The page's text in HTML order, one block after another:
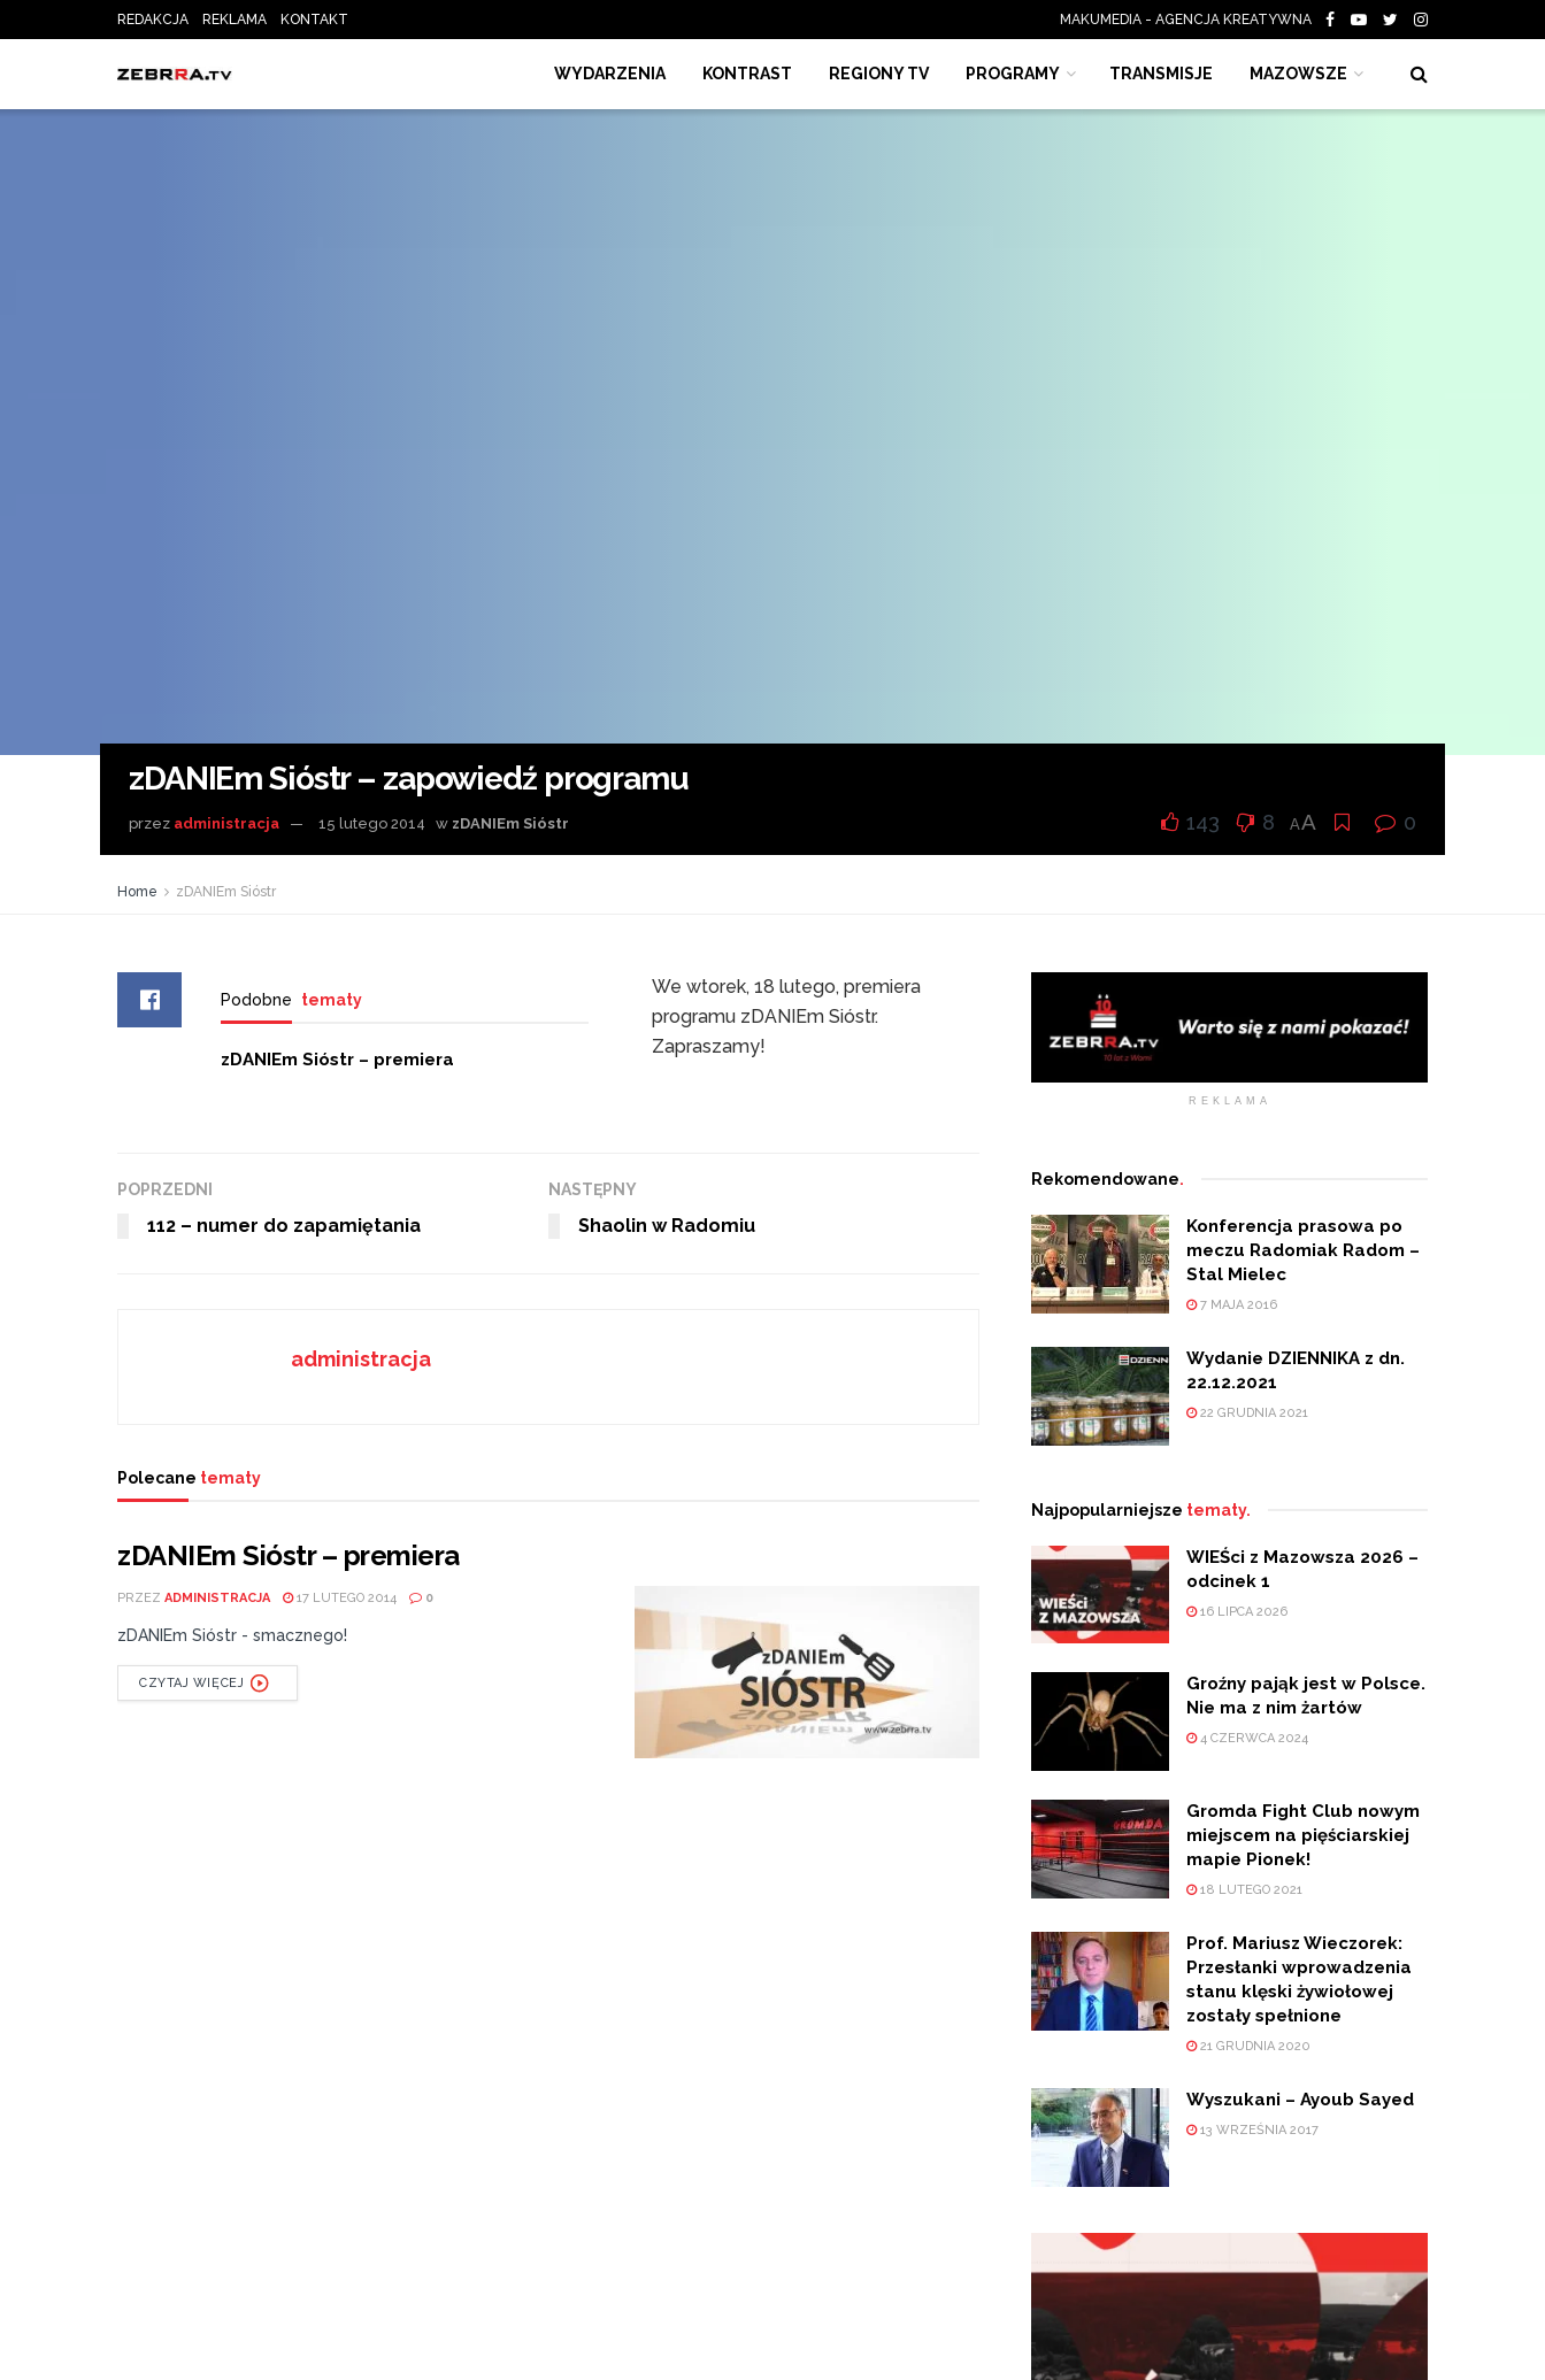
REDAKCJA REKLAMA KONTAKT MAKUMEDIA - AGENCJA KREATYWNA
WYDARZENIA KONTRAST REGIONY TV PROGRAMY TRANSMISJE MAZOWSZE
zDANIEm Sióstr – zapowiedź programu
przez administracja 15 lutego 2014 w zDANIEm Sióstr 143 8 AA 0
Home zDANIEm Sióstr
Podobne tematy
zDANIEm Sióstr – premiera
We wtorek, 18 lutego, premiera
programu zDANIEm Sióstr.
Zapraszamy!
POPRZEDNI
112 – numer do zapamiętania
NASTĘPNY
Shaolin w Radomiu
administracja
Polecane tematy
zDANIEm Sióstr – premiera
PRZEZ ADMINISTRACJA 17 LUTEGO 2014 0
zDANIEm Sióstr - smacznego!
CZYTAJ WIĘCEJ
REKLAMA
Rekomendowane.
Konferencja prasowa po
meczu Radomiak Radom –
Stal Mielec
7 MAJA 2016
Wydanie DZIENNIKA z dn.
22.12.2021
22 GRUDNIA 2021
Najpopularniejsze tematy.
WIEŚci z Mazowsza 2026 –
odcinek 1
16 LIPCA 2026
Groźny pająk jest w Polsce.
Nie ma z nim żartów
4 CZERWCA 2024
Gromda Fight Club nowym
miejscem na pięściarskiej
mapie Pionek!
18 LUTEGO 2021
Prof. Mariusz Wieczorek:
Przesłanki wprowadzenia
stanu klęski żywiołowej
zostały spełnione
21 GRUDNIA 2020
Wyszukani – Ayoub Sayed
13 WRZEŚNIA 2017